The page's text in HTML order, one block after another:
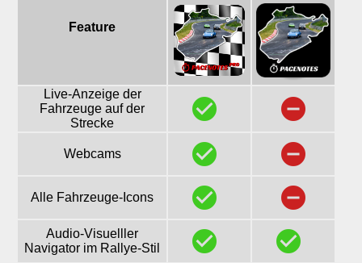
Feature
Live-Anzeige der
Fahrzeuge auf der
Strecke
remove_circle
Webcams remove_circle
Alle Fahrzeuge-Icons remove_circle
Audio-Visuelller
Navigator im Rallye-Stil